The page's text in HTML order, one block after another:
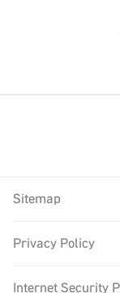
式。
繁中旗艦包標準版
新增加21套TTF字
Sitemap
Privacy Policy
Internet Security